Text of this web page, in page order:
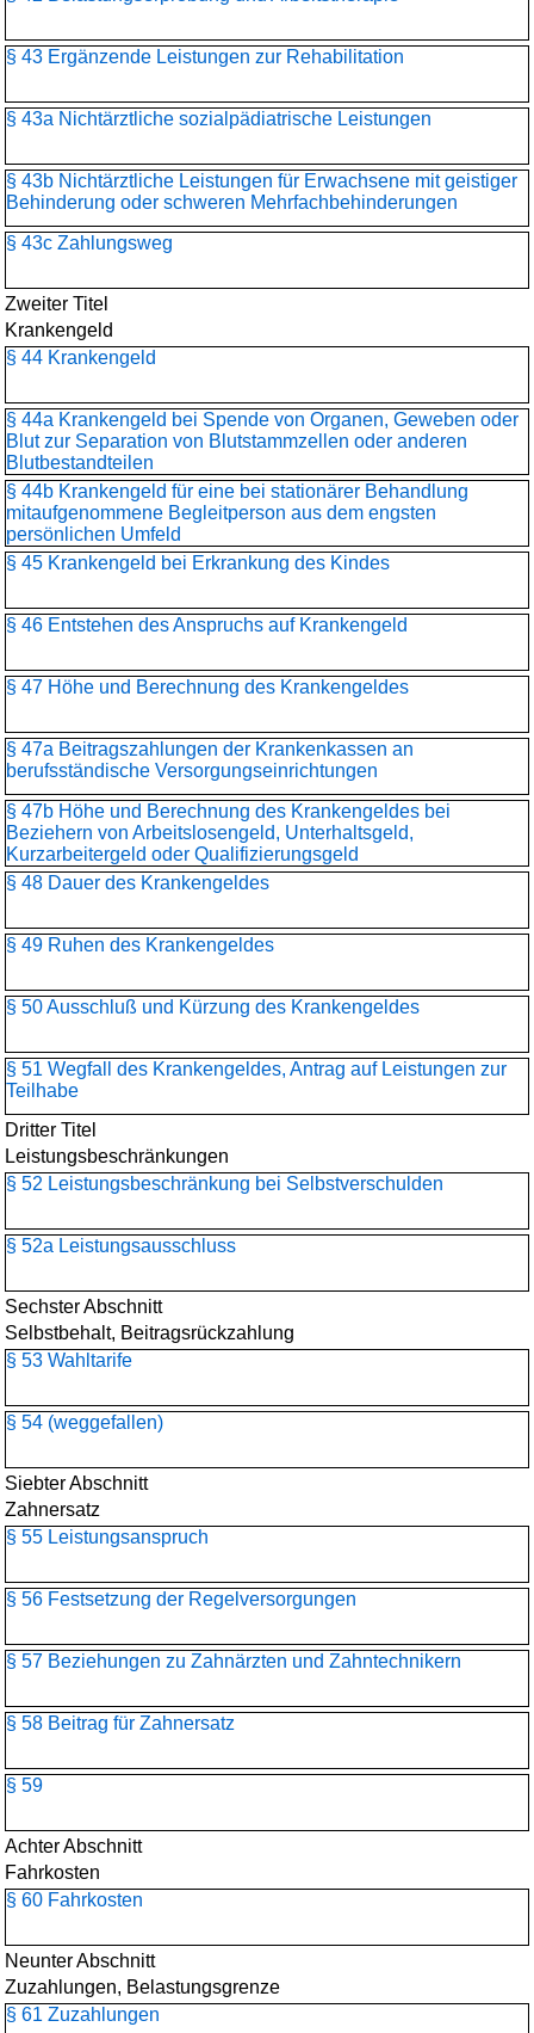
§ 43 Ergänzende Leistungen zur Rehabilitation
§ 43a Nichtärztliche sozialpädiatrische Leistungen
§ 43b Nichtärztliche Leistungen für Erwachsene mit geistiger
Behinderung oder schweren Mehrfachbehinderungen
§ 43c Zahlungsweg
Zweiter Titel
Krankengeld
§ 44 Krankengeld
§ 44a Krankengeld bei Spende von Organen, Geweben oder
Blut zur Separation von Blutstammzellen oder anderen
Blutbestandteilen
§ 44b Krankengeld für eine bei stationärer Behandlung
mitaufgenommene Begleitperson aus dem engsten
persönlichen Umfeld
§ 45 Krankengeld bei Erkrankung des Kindes
§ 46 Entstehen des Anspruchs auf Krankengeld
§ 47 Höhe und Berechnung des Krankengeldes
§ 47a Beitragszahlungen der Krankenkassen an
berufsständische Versorgungseinrichtungen
§ 47b Höhe und Berechnung des Krankengeldes bei
Beziehern von Arbeitslosengeld, Unterhaltsgeld,
Kurzarbeitergeld oder Qualifizierungsgeld
§ 48 Dauer des Krankengeldes
§ 49 Ruhen des Krankengeldes
§ 50 Ausschluß und Kürzung des Krankengeldes
§ 51 Wegfall des Krankengeldes, Antrag auf Leistungen zur
Teilhabe
Dritter Titel
Leistungsbeschränkungen
§ 52 Leistungsbeschränkung bei Selbstverschulden
§ 52a Leistungsausschluss
Sechster Abschnitt
Selbstbehalt, Beitragsrückzahlung
§ 53 Wahltarife
§ 54 (weggefallen)
Siebter Abschnitt
Zahnersatz
§ 55 Leistungsanspruch
§ 56 Festsetzung der Regelversorgungen
§ 57 Beziehungen zu Zahnärzten und Zahntechnikern
§ 58 Beitrag für Zahnersatz
§ 59
Achter Abschnitt
Fahrkosten
§ 60 Fahrkosten
Neunter Abschnitt
Zuzahlungen, Belastungsgrenze
§ 61 Zuzahlungen